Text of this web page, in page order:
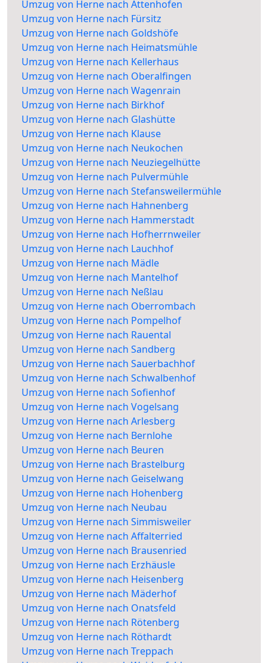
Umzug von Herne nach Attenhofen
Umzug von Herne nach Fürsitz
Umzug von Herne nach Goldshöfe
Umzug von Herne nach Heimatsmühle
Umzug von Herne nach Kellerhaus
Umzug von Herne nach Oberalfingen
Umzug von Herne nach Wagenrain
Umzug von Herne nach Birkhof
Umzug von Herne nach Glashütte
Umzug von Herne nach Klause
Umzug von Herne nach Neukochen
Umzug von Herne nach Neuziegelhütte
Umzug von Herne nach Pulvermühle
Umzug von Herne nach Stefansweilermühle
Umzug von Herne nach Hahnenberg
Umzug von Herne nach Hammerstadt
Umzug von Herne nach Hofherrnweiler
Umzug von Herne nach Lauchhof
Umzug von Herne nach Mädle
Umzug von Herne nach Mantelhof
Umzug von Herne nach Neßlau
Umzug von Herne nach Oberrombach
Umzug von Herne nach Pompelhof
Umzug von Herne nach Rauental
Umzug von Herne nach Sandberg
Umzug von Herne nach Sauerbachhof
Umzug von Herne nach Schwalbenhof
Umzug von Herne nach Sofienhof
Umzug von Herne nach Vogelsang
Umzug von Herne nach Arlesberg
Umzug von Herne nach Bernlohe
Umzug von Herne nach Beuren
Umzug von Herne nach Brastelburg
Umzug von Herne nach Geiselwang
Umzug von Herne nach Hohenberg
Umzug von Herne nach Neubau
Umzug von Herne nach Simmisweiler
Umzug von Herne nach Affalterried
Umzug von Herne nach Brausenried
Umzug von Herne nach Erzhäusle
Umzug von Herne nach Heisenberg
Umzug von Herne nach Mäderhof
Umzug von Herne nach Onatsfeld
Umzug von Herne nach Rötenberg
Umzug von Herne nach Röthardt
Umzug von Herne nach Treppach